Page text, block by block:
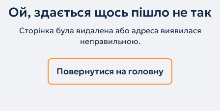
Ой, здається щось пішло не так
Сторінка була видалена або адреса виявилася
неправильною.
Повернутися на головну